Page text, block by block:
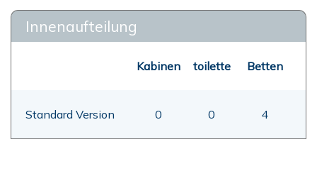
Innenaufteilung
Kabinen toilette Betten
Standard Version 0 0 4